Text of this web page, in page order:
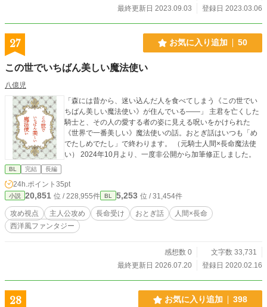
最終更新日 2023.09.03
登録日 2023.03.06
27 お気に入り追加 50
この世でいちばん美しい魔法使い
八億児
「森には昔から、迷い込んだ人を食べてしまう《この世でい
ちばん美しい魔法使い》が住んでいる――」 主君を亡くした
騎士と、その人の愛する者の姿に見える呪いをかけられた
《世界で一番美しい》魔法使いの話。おとぎ話はいつも「め
でたしめでたし」で終わります。 （元騎士人間×長命魔法使
い） 2024年10月より、一度非公開から加筆修正しました。
BL 完結 長編
24h.ポイント 35pt
小説 20,851 位 / 228,955件 BL 5,253 位 / 31,454件
攻め視点 主人公攻め 長命受け おとぎ話
人間×長命
西洋風ファンタジー
感想数 0
文字数 33,731
最終更新日 2026.07.20
登録日 2020.02.16
28 お気に入り追加 398